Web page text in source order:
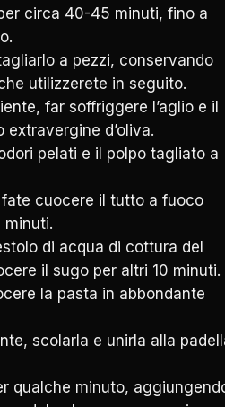
circa 40-45 minuti, fino a
a pezzi, conservando
utilizzerete in seguito.
far soffriggere l’aglio e il
extravergine d’oliva.
pelati e il polpo tagliato a
cuocere il tutto a fuoco
minuti.
di acqua di cottura del
il sugo per altri 10 minuti.
la pasta in abbondante
scolarla e unirla alla
qualche minuto,